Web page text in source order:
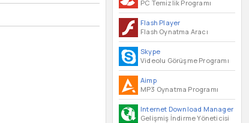
PC Temizlik Programı
Flash Player
Flash Oynatma Aracı
Skype
Videolu Görüşme Programı
Aimp
MP3 Oynatma Programı
Internet Download Manager
Gelişmiş İndirme Yöneticisi